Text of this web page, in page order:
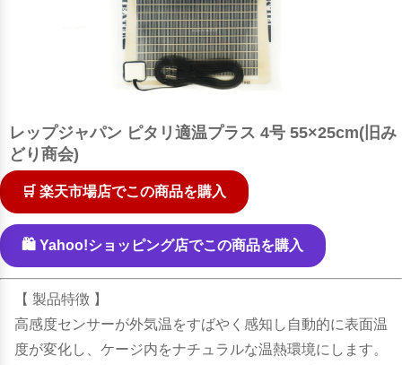
レップジャパン ピタリ適温プラス 4号 55×25cm(旧み
どり商会)
🛒 楽天市場店でこの商品を購入
🛍️ Yahoo!ショッピング店でこの商品を購入
【 製品特徴 】
高感度センサーが外気温をすばやく感知し自動的に表面温
度が変化し、ケージ内をナチュラルな温熱環境にします。